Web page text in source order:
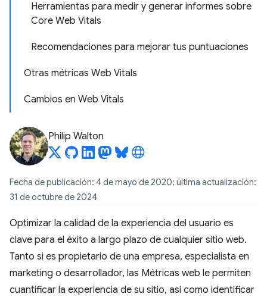
Herramientas para medir y generar informes sobre
Core Web Vitals
Recomendaciones para mejorar tus puntuaciones
Otras métricas Web Vitals
Cambios en Web Vitals
Philip Walton
Fecha de publicación: 4 de mayo de 2020; última actualización:
31 de octubre de 2024
Optimizar la calidad de la experiencia del usuario es
clave para el éxito a largo plazo de cualquier sitio web.
Tanto si es propietario de una empresa, especialista en
marketing o desarrollador, las Métricas web le permiten
cuantificar la experiencia de su sitio, así como identificar